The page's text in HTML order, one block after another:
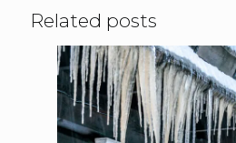
Related posts